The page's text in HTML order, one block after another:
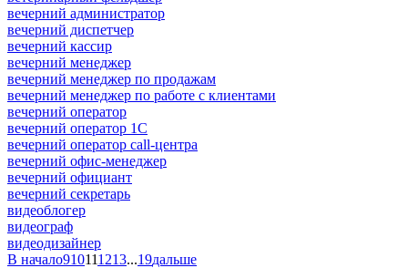
вечерний администратор
вечерний диспетчер
вечерний кассир
вечерний менеджер
вечерний менеджер по продажам
вечерний менеджер по работе с клиентами
вечерний оператор
вечерний оператор 1С
вечерний оператор call-центра
вечерний офис-менеджер
вечерний официант
вечерний секретарь
видеоблогер
видеограф
видеодизайнер
В начало910111213...19дальше